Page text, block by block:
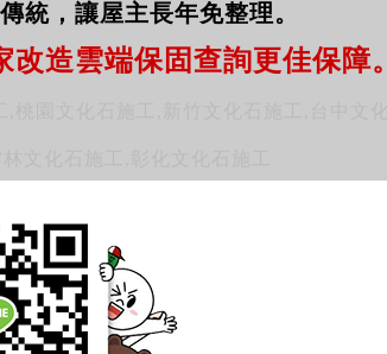
統，讓屋主長年免整理。
造雲端保固查詢更佳保障。